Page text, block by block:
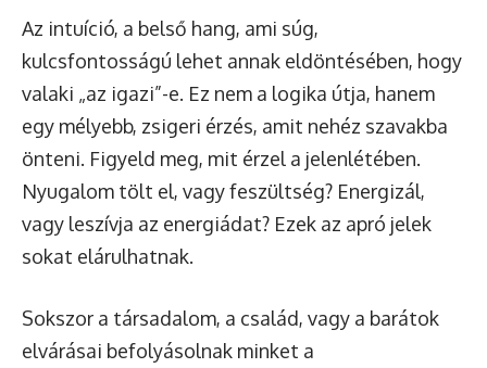
Az intuíció, a belső hang, ami súg,
kulcsfontosságú lehet annak eldöntésében, hogy
valaki „az igazi”-e. Ez nem a logika útja, hanem
egy mélyebb, zsigeri érzés, amit nehéz szavakba
önteni. Figyeld meg, mit érzel a jelenlétében.
Nyugalom tölt el, vagy feszültség? Energizál,
vagy leszívja az energiádat? Ezek az apró jelek
sokat elárulhatnak.
Sokszor a társadalom, a család, vagy a barátok
elvárásai befolyásolnak minket a